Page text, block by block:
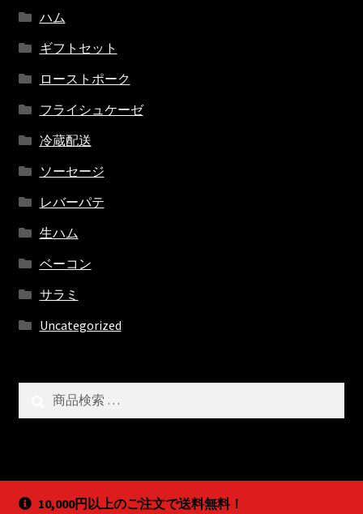
10,000円以上のご注文で送料無料！
ハム
ギフトセット
ローストポーク
フライシュケーゼ
冷蔵配送
ソーセージ
レバーパテ
生ハム
ベーコン
サラミ
Uncategorized
© BARDUHN ドイツ デリカテッセン 2022